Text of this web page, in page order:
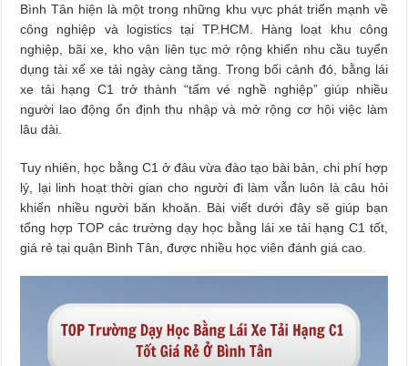
Bình Tân hiện là một trong những khu vực phát triển mạnh về
công nghiệp và logistics tại TP.HCM. Hàng loạt khu công
nghiệp, bãi xe, kho vận liên tục mở rộng khiến nhu cầu tuyển
dụng tài xế xe tải ngày càng tăng. Trong bối cảnh đó, bằng lái
xe tải hạng C1 trở thành “tấm vé nghề nghiệp” giúp nhiều
người lao động ổn định thu nhập và mở rộng cơ hội việc làm
lâu dài.
Tuy nhiên, học bằng C1 ở đâu vừa đào tạo bài bản, chi phí hợp
lý, lại linh hoạt thời gian cho người đi làm vẫn luôn là câu hỏi
khiến nhiều người băn khoăn. Bài viết dưới đây sẽ giúp bạn
tổng hợp TOP các trường dạy học bằng lái xe tải hạng C1 tốt,
giá rẻ tại quận Bình Tân, được nhiều học viên đánh giá cao.